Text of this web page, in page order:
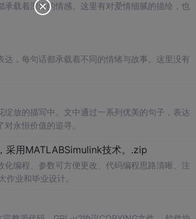
载着深深的情感。这里有对爱情细腻的描绘，也
，每句话都承载着不同的情绪与故事。这里没有
放的描写中。文中通过一系列优美的句子，表达
永恒价值的追寻。
采用MATLABSimulink技术。.zip
作业和毕业设计。